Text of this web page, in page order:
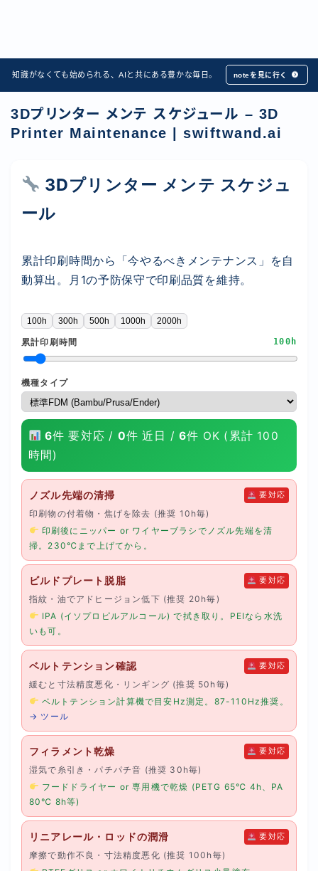
知識がなくても始められる、AIと共にある豊かな毎日。 noteを見に行く
3Dプリンター メンテ スケジュール – 3D
Printer Maintenance | swiftwand.ai
3Dプリンター メンテ スケジュ
ール
累計印刷時間から「今やるべきメンテナンス」を自
動算出。月1の予防保守で印刷品質を維持。
100h 300h 500h 1000h 2000h
累計印刷時間 100h
機種タイプ
6件 要対応 / 0件 近日 /6件 OK (累計 100
時間)
ノズル先端の清掃 要対応
印刷物の付着物・焦げを除去 (推奨 10h毎)
印刷後にニッパー or ワイヤーブラシでノズル先端を清
掃。230℃まで上げてから。
ビルドプレート脱脂 要対応
指紋・油でアドヒージョン低下 (推奨 20h毎)
IPA (イソプロピルアルコール) で拭き取り。PEIなら水洗
いも可。
ベルトテンション確認 要対応
緩むと寸法精度悪化・リンギング (推奨 50h毎)
ベルトテンション計算機で目安Hz測定。87-110Hz推奨。
→ ツール
フィラメント乾燥 要対応
湿気で糸引き・パチパチ音 (推奨 30h毎)
フードドライヤー or 専用機で乾燥 (PETG 65℃ 4h、PA
80℃ 8h等)
リニアレール・ロッドの潤滑 要対応
摩擦で動作不良・寸法精度悪化 (推奨 100h毎)